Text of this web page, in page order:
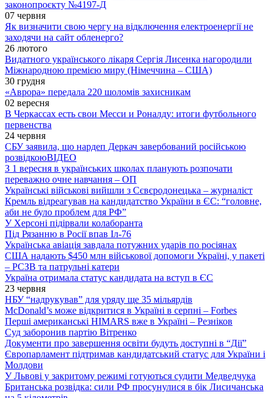
законопроєкту №4197-Д
07 червня
Як визначити свою чергу на відключення електроенергії не
заходячи на сайт обленерго?
26 лютого
Видатного українського лікаря Сергія Лисенка нагородили
Міжнародною премією миру (Німеччина – США)
30 грудня
«Аврора» передала 220 шоломів захисникам
02 вересня
В Черкассах есть свои Месси и Роналду: итоги футбольного
первенства
24 червня
СБУ заявила, що нардеп Деркач завербований російською
розвідкоюВІДЕО
З 1 вересня в українських школах планують розпочати
переважно очне навчання – ОП
Українські військові вийшли з Сєвєродонецька – журналіст
Кремль відреагував на кандидатство України в ЄС: “головне,
аби не було проблем для РФ”
У Херсоні підірвали колаборанта
Під Рязанню в Росії впав Іл-76
Українська авіація завдала потужних ударів по росіянах
США надають $450 млн військової допомоги Україні, у пакеті
– РСЗВ та патрульні катери
Україна отримала статус кандидата на вступ в ЄС
23 червня
НБУ “надрукував” для уряду ще 35 мільярдів
McDonald’s може відкритися в Україні в серпні – Forbes
Перші американські HIMARS вже в Україні – Резніков
Суд заборонив партію Вітренко
Документи про завершення освіти будуть доступні в “Дії”
Європарламент підтримав кандидатський статус для України і
Молдови
У Львові у закритому режимі готуються судити Медведчука
Британська розвідка: сили РФ просунулися в бік Лисичанська